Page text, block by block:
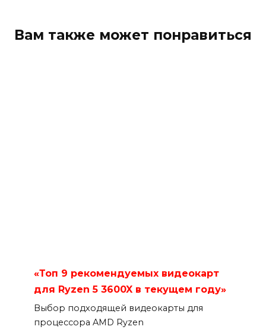
Вам также может понравиться
«Топ 9 рекомендуемых видеокарт
для Ryzen 5 3600X в текущем году»
Выбор подходящей видеокарты для
процессора AMD Ryzen